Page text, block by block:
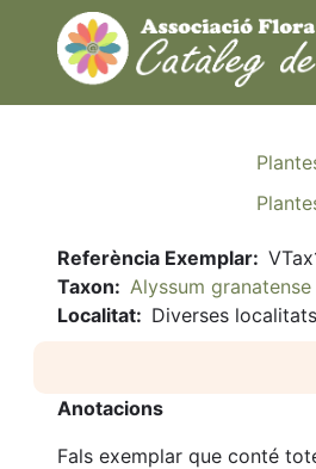
Referència Exemplar
Taxon
Alyssum granatense
Localitat
Diverses localitats
Anotacions
Fals exemplar que conté